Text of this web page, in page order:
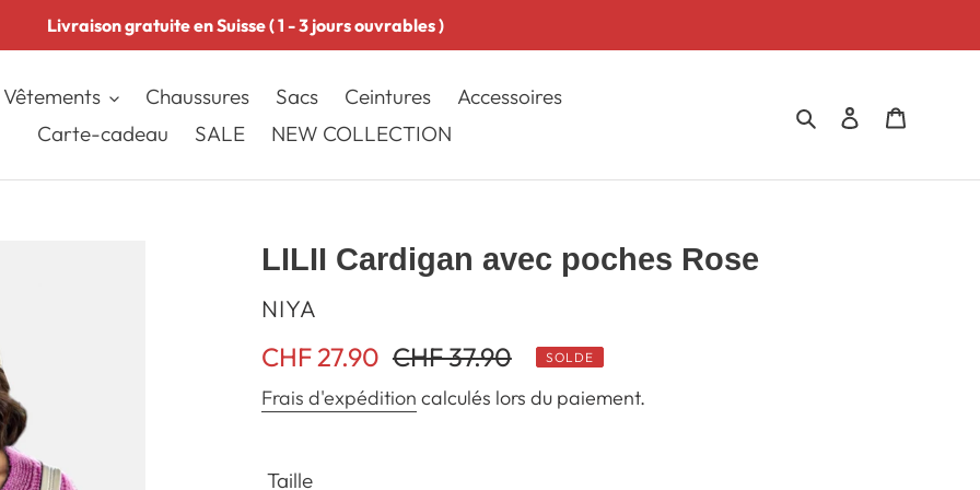
Livraison gratuite en Suisse ( 1 - 3 jours ouvrables )
Vêtements Chaussures Sacs Ceintures
Accessoires
Carte-cadeau
SALE NEW COLLECTION
RechercherSe connecter
LILII Cardigan avec poches Rose
DISTRIBUTEUR
NIYA
Prix
réduit
CHF 27.90 Prix
normal
CHF 37.90 SOLDE
Frais d'expédition calculés lors du paiement.
Taille